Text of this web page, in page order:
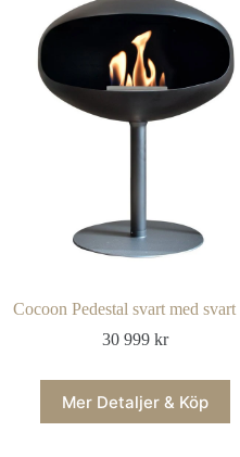
Cocoon Pedestal svart med
30 999kr
Mer Detaljer & Köp